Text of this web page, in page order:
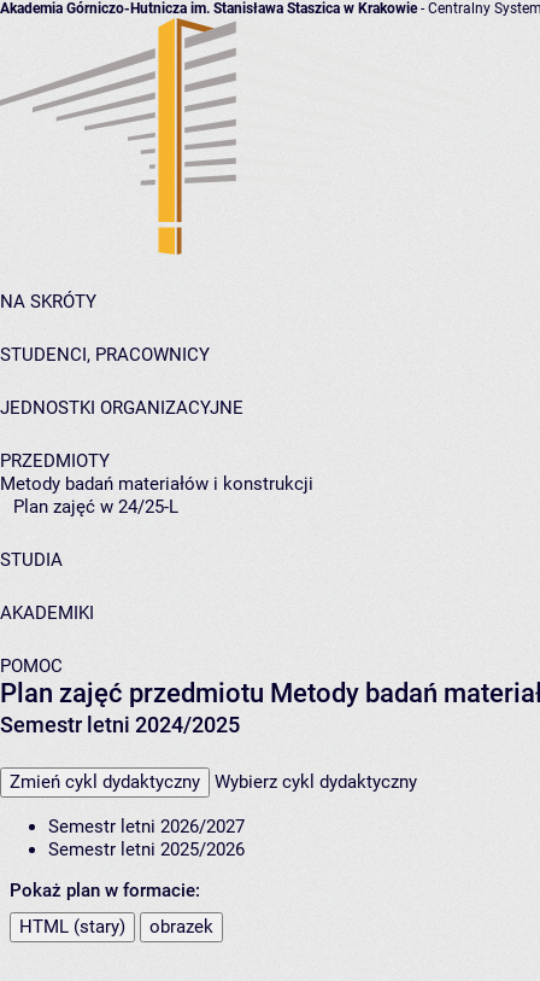
Akademia Górniczo-Hutnicza im. Stanisława Staszica w Krakowie- Centralny
NA SKRÓTY
STUDENCI, PRACOWNICY
JEDNOSTKI ORGANIZACYJNE
PRZEDMIOTY
Metody badań materiałów i konstrukcji
Plan zajęć w 24/25-L
STUDIA
AKADEMIKI
POMOC
Plan zajęć przedmiotu Metody badań
Semestr letni 2024/2025
Zmień cykl dydaktyczny Wybierz cykl dydaktyczny
Semestr letni 2026/2027
Semestr letni 2025/2026
Pokaż plan w formacie:
HTML (stary)
obrazek